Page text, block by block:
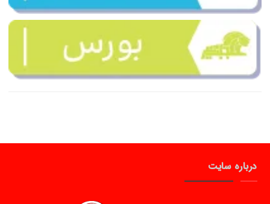
درباره سایت